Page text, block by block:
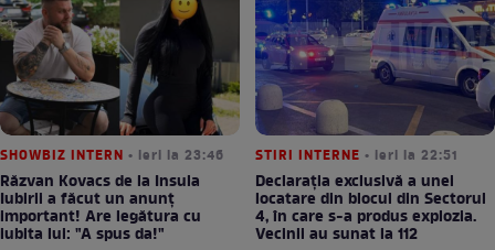
SHOWBIZ INTERN • ieri la 23:46
Răzvan Kovacs de la Insula
Iubirii a făcut un anunț
important! Are legătura cu
iubita lui: "A spus da!"
STIRI INTERNE • ieri la 22:51
Declarația exclusivă a unei
locatare din blocul din Sectorul
4, în care s-a produs explozia.
Vecinii au sunat la 112